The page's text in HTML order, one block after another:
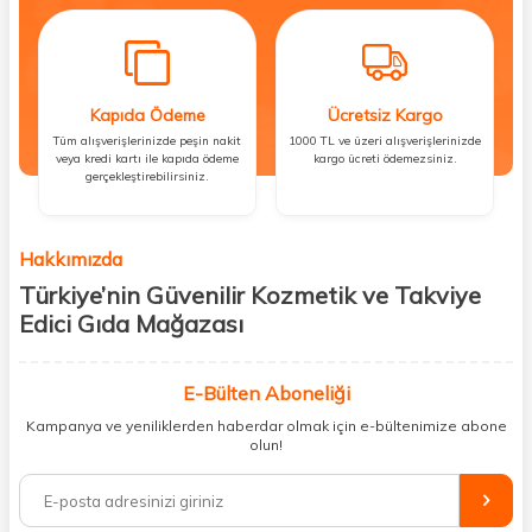
Kapıda Ödeme
Tüm alışverişlerinizde peşin nakit
veya kredi kartı ile kapıda ödeme
gerçekleştirebilirsiniz.
Ücretsiz Kargo
1000 TL ve üzeri alışverişlerinizde
kargo ücreti ödemezsiniz.
Hakkımızda
Türkiye’nin Güvenilir Kozmetik ve Takviye
Edici Gıda Mağazası
kişisel bakım hem de takviye edici gıda ürünlerini sizlerle
buluşturuyoruz. Artık mağaza mağaza dolaşmanıza gerek yok;
ihtiyacınız olan her şeyi tek bir çatı altında topluyor ve kapınıza kadar
%100 orijinal kozmetik ve sağlık ürünleriyle güzelliğinizi tamamlayabilir,
vücudunuzu desteklemek için güvenilir takviye edici gıdalara
E-Bülten Aboneliği
Kampanya ve yeniliklerden haberdar olmak için e-bültenimize abone
olun!